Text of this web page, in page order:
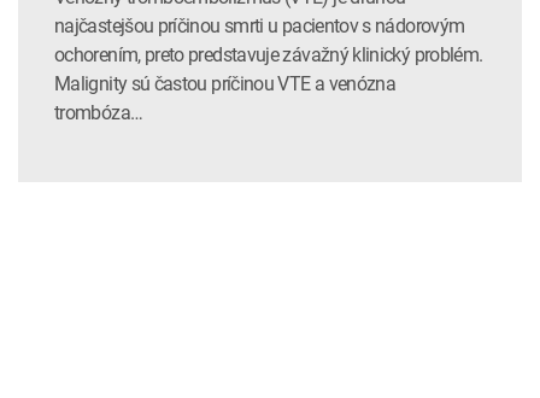
najčastejšou príčinou smrti u pacientov s nádorovým
ochorením, preto predstavuje závažný klinický problém.
Malignity sú častou príčinou VTE a venózna
trombóza…